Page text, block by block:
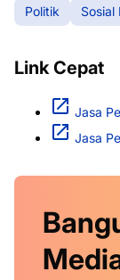
Politik
Sosial
Link Cepat
Jasa
Jasa